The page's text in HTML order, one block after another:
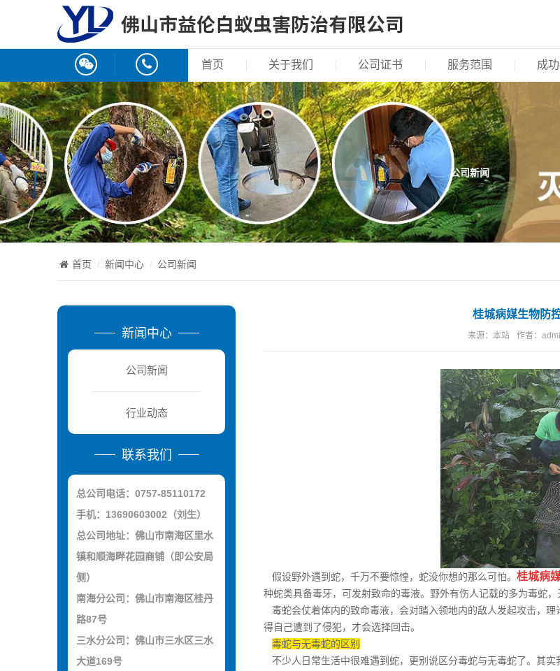
首页 关于我们 公司证书 服务范围 成
公司新闻
首页 新闻中心 公司新闻
新闻中心
公司新闻
行业动态
联系我们
总公司电话：0757-85110172
手机：13690603002（刘生）
总公司地址：佛山市南海区里水
镇和顺海畔花园商铺（即公安局
侧）
南海分公司：佛山市南海区桂丹
路87号
三水分公司：佛山市三水区三水
大道169号
桂城病媒生物防
来源： 本站 作者：
假设野外遇到蛇，千万不要惊惶，蛇没你想的那么可怕。 桂城病
种蛇类具备毒牙，可发射致命的毒液。野外有伤人记载的多为毒蛇，
毒蛇会仗着体内的致命毒液，会对踏入领地内的敌人发起攻击，
得自己遭到了侵犯，才会选择回击。
毒蛇与无毒蛇的区别
不少人日常生活中很难遇到蛇，更别说区分毒蛇与无毒蛇了。其实